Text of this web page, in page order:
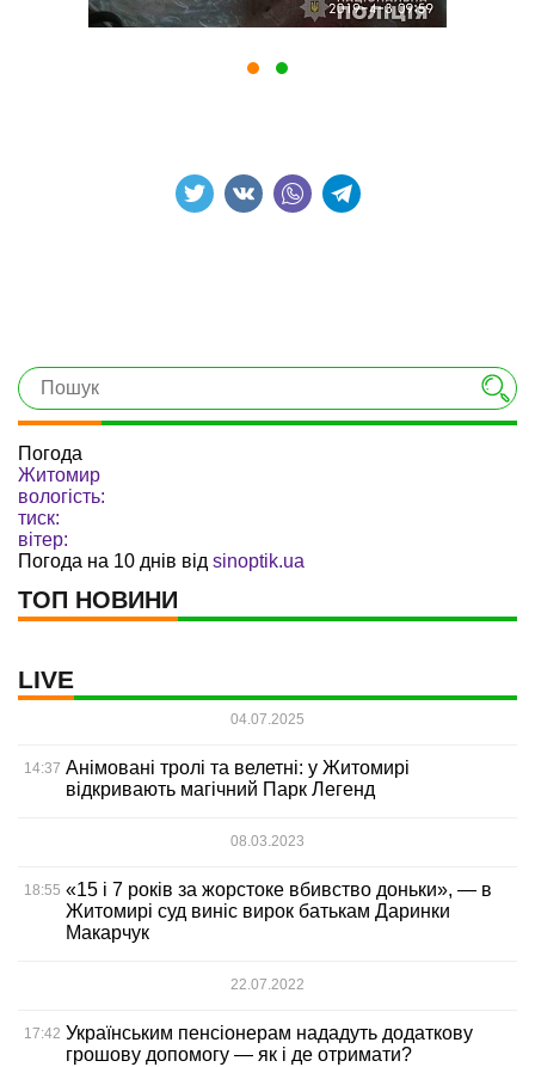
Погода
Житомир
вологість:
тиск:
вітер:
Погода на 10 днів від sinoptik.ua
ТОП НОВИНИ
LIVE
04.07.2025
14:37 Анімовані тролі та велетні: у Житомирі
відкривають магічний Парк Легенд
08.03.2023
18:55 «15 і 7 років за жорстоке вбивство доньки», — в
Житомирі суд виніс вирок батькам Даринки
Макарчук
22.07.2022
17:42 Українським пенсіонерам нададуть додаткову
грошову допомогу — як і де отримати?